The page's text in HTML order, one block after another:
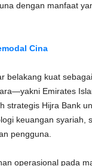
dengan manfaat
Cina
belakang kuat
Emirates
strategis Hijra Bank
keuangan syariah,
pengguna.
operasional pada